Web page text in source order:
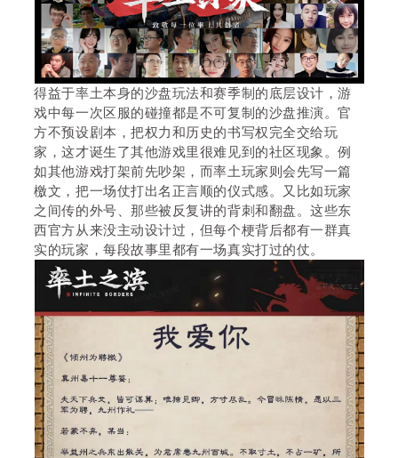
得益于率土本身的沙盘玩法和赛季制的底层设计，游
戏中每一次区服的碰撞都是不可复制的沙盘推演。官
方不预设剧本，把权力和历史的书写权完全交给玩
家，这才诞生了其他游戏里很难见到的社区现象。例
如其他游戏打架前先吵架，而率土玩家则会先写一篇
檄文，把一场仗打出名正言顺的仪式感。又比如玩家
之间传的外号、那些被反复讲的背刺和翻盘。这些东
西官方从来没主动设计过，但每个梗背后都有一群真
实的玩家，每段故事里都有一场真实打过的仗。